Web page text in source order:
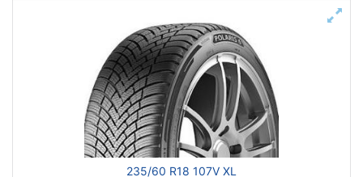
235/60 R18 107V XL